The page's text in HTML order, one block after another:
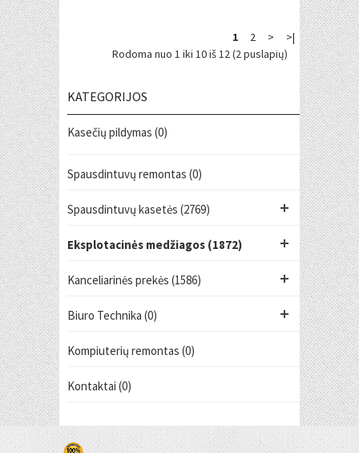
1 2 >
>|
Rodoma nuo 1 iki 10 iš 12 (2 puslapių)
KATEGORIJOS
Kasečių pildymas (0)
Spausdintuvų remontas (0)
Spausdintuvų kasetės (2769)
Eksplotacinės medžiagos (1872)
Kanceliarinės prekės (1586)
Biuro Technika (0)
Kompiuterių remontas (0)
Kontaktai (0)